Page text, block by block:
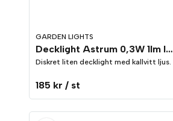
GARDEN LIGHTS
Decklight Astrum 0,3W 1lm IP67
Diskret liten decklight med kallvitt ljus.
185 kr / st